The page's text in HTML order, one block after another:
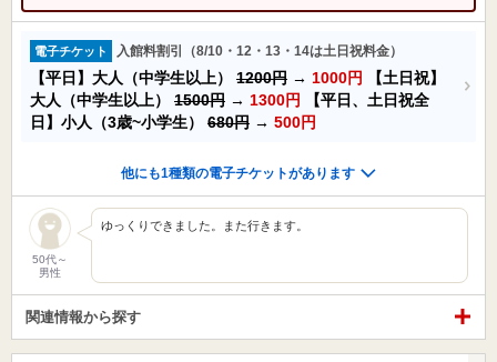
電子チケット 入館料割引（8/10・12・13・14は土日祝料金）
【平日】大人（中学生以上） 1200円 → 1000円
【土日祝】
大人（中学生以上） 1500円 → 1300円
【平日、土日祝全
日】小人（3歳~小学生） 680円 → 500円
他にも1種類の電子チケットがあります
50代～
男性
ゆっくりできました。また行きます。
関連情報から探す